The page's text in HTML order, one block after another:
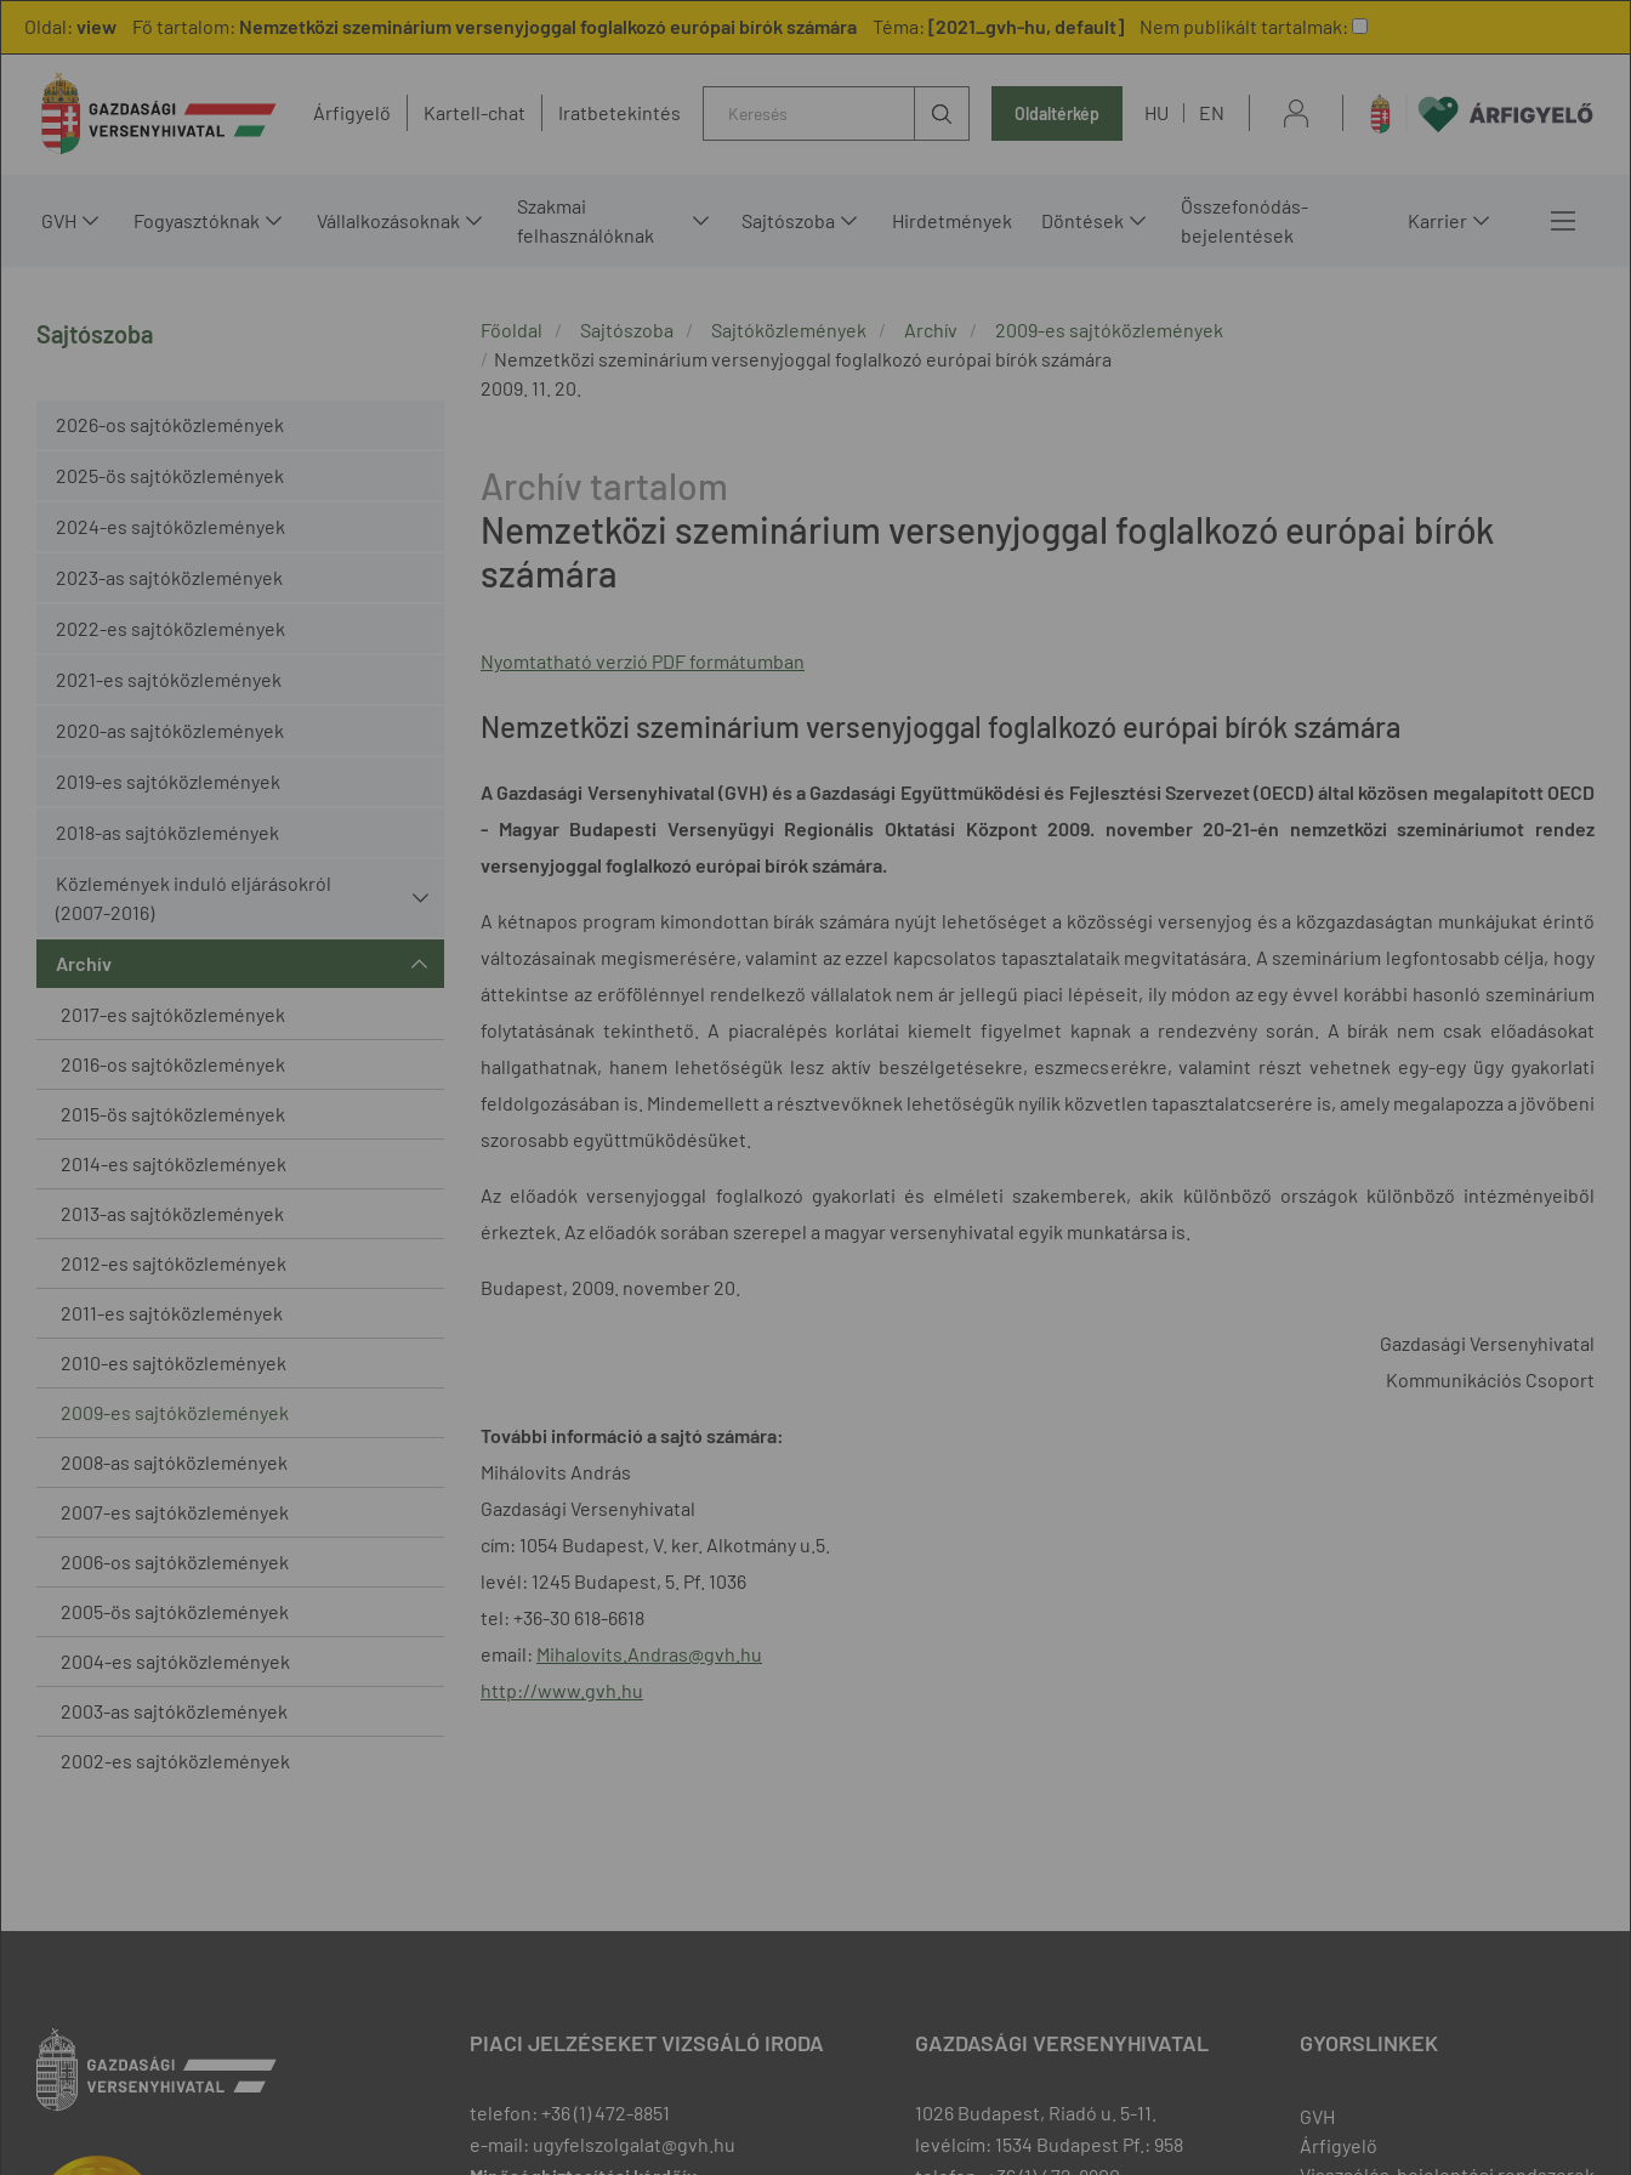
Oldal: view Fő tartalom: Nemzetközi szeminárium versenyjoggal foglalkozó európai bírók számára Téma: [2021_gvh-hu, default] Nem publikált tartalmak:
Árfigyelő Kartell-chat Iratbetekintés Oldaltérkép HU EN
GVH Fogyasztóknak Vállalkozásoknak
Szakmai
felhasználóknak
Sajtószoba Hirdetmények Döntések
Összefonódás-
bejelentések
Karrier
Sajtószoba
2026-os sajtóközlemények
2025-ös sajtóközlemények
2024-es sajtóközlemények
2023-as sajtóközlemények
2022-es sajtóközlemények
2021-es sajtóközlemények
2020-as sajtóközlemények
2019-es sajtóközlemények
2018-as sajtóközlemények
Közlemények induló eljárásokról
(2007-2016)
Archív
2017-es sajtóközlemények
2016-os sajtóközlemények
2015-ös sajtóközlemények
2014-es sajtóközlemények
2013-as sajtóközlemények
2012-es sajtóközlemények
2011-es sajtóközlemények
2010-es sajtóközlemények
2009-es sajtóközlemények
2008-as sajtóközlemények
2007-es sajtóközlemények
2006-os sajtóközlemények
2005-ös sajtóközlemények
2004-es sajtóközlemények
2003-as sajtóközlemények
2002-es sajtóközlemények
Főoldal Sajtószoba Sajtóközlemények Archív
2009-es sajtóközlemények
Nemzetközi szeminárium versenyjoggal foglalkozó európai bírók számára
2009. 11. 20.
Nemzetközi szeminárium versenyjoggal foglalkozó európai bírók
számára
Nyomtatható verzió PDF formátumban
Nemzetközi szeminárium versenyjoggal foglalkozó európai bírók számára
A Gazdasági Versenyhivatal (GVH) és a Gazdasági Együttműködési és Fejlesztési Szervezet (OECD) által közösen megalapított OECD
- Magyar Budapesti Versenyügyi Regionális Oktatási Központ 2009. november 20-21-én nemzetközi szemináriumot rendez
versenyjoggal foglalkozó európai bírók számára.
A kétnapos program kimondottan bírák számára nyújt lehetőséget a közösségi versenyjog és a közgazdaságtan munkájukat érintő
változásainak megismerésére, valamint az ezzel kapcsolatos tapasztalataik megvitatására. A szeminárium legfontosabb célja, hogy
áttekintse az erőfölénnyel rendelkező vállalatok nem ár jellegű piaci lépéseit, ily módon az egy évvel korábbi hasonló szeminárium
folytatásának tekinthető. A piacralépés korlátai kiemelt figyelmet kapnak a rendezvény során. A bírák nem csak előadásokat
hallgathatnak, hanem lehetőségük lesz aktív beszélgetésekre, eszmecserékre, valamint részt vehetnek egy-egy ügy gyakorlati
feldolgozásában is. Mindemellett a résztvevőknek lehetőségük nyílik közvetlen tapasztalatcserére is, amely megalapozza a jövőbeni
szorosabb együttműködésüket.
Az előadók versenyjoggal foglalkozó gyakorlati és elméleti szakemberek, akik különböző országok különböző intézményeiből
érkeztek. Az előadók sorában szerepel a magyar versenyhivatal egyik munkatársa is.
Budapest, 2009. november 20.
Gazdasági Versenyhivatal
Kommunikációs Csoport
További információ a sajtó számára:
Mihálovits András
Gazdasági Versenyhivatal
cím: 1054 Budapest, V. ker. Alkotmány u.5.
levél: 1245 Budapest, 5. Pf. 1036
tel: +36-30 618-6618
email: Mihalovits.Andras@gvh.hu
http://www.gvh.hu
PIACI JELZÉSEKET VIZSGÁLÓ IRODA
telefon: +36 (1) 472-8851
e-mail: ugyfelszolgalat@gvh.hu
GAZDASÁGI VERSENYHIVATAL
1026 Budapest, Riadó u. 5-11.
levélcím: 1534 Budapest Pf.: 958
GYORSLINKEK
GVH
Árfigyelő